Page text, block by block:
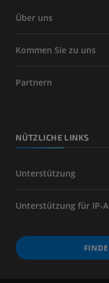
Über uns
Kommen Sie zu uns
Partnern
NÜTZLICHE LINKS
Unterstützung
Unterstützung für IP-